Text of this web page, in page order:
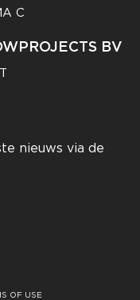
C
BV
nieuws via de
OF USE